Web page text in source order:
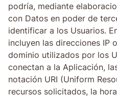
podría, mediante
con Datos en poder de
identificar a los Usuarios.
incluyen las direcciones IP
dominio utilizados por los
conectan a la Aplicación,
notación URI (Uniform
recursos solicitados, la